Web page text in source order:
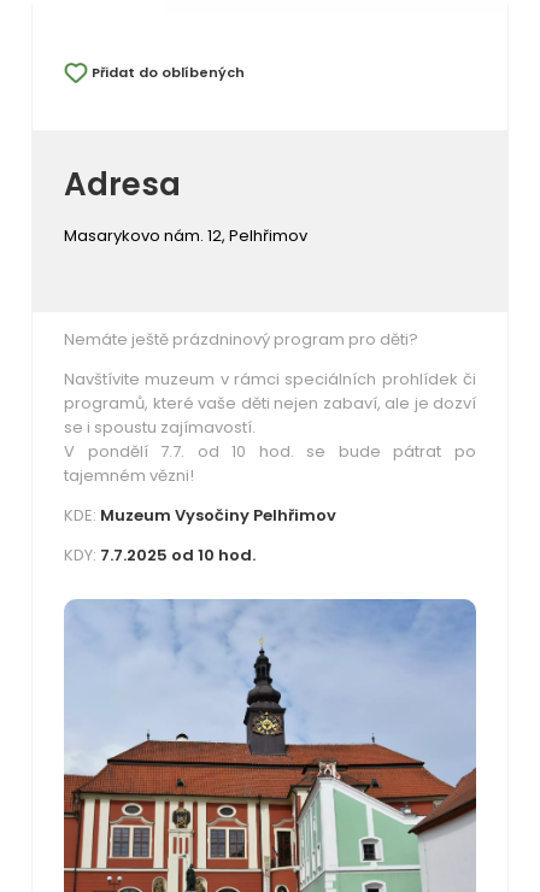
Přidat do oblíbených
Adresa
Masarykovo nám. 12, Pelhřimov
Nemáte ještě prázdninový program pro děti?
Navštívite muzeum v rámci speciálních prohlídek či
programů, které vaše děti nejen zabaví, ale je dozví
se i spoustu zajímavostí.
V pondělí 7.7. od 10 hod. se bude pátrat po
tajemném vězni!
KDE: Muzeum Vysočiny Pelhřimov
KDY: 7.7.2025 od 10 hod.